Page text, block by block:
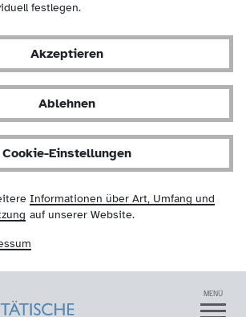
festlegen.
Akzeptieren
Ablehnen
Cookie-Einstellungen
Informationen über Art, Umfang und
auf unserer Website.
Demenz
MENÜ